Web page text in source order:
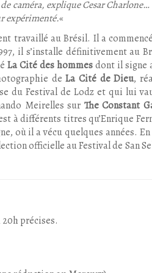
caméra, explique Cesar
expérimenté.«
travaillé au Brésil. Il a
il s’installe définitivement au
La Cité des hommesdont il signe
deLa Cité de Dieu,
du Festival de Lodz et qui lui
Meirelles sur The Constant
à différents titres qu’Enrique
où il a vécu quelques années. En
officielle au Festival de San
précises.